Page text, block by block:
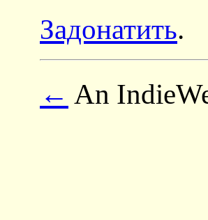
Задонатить.
← An